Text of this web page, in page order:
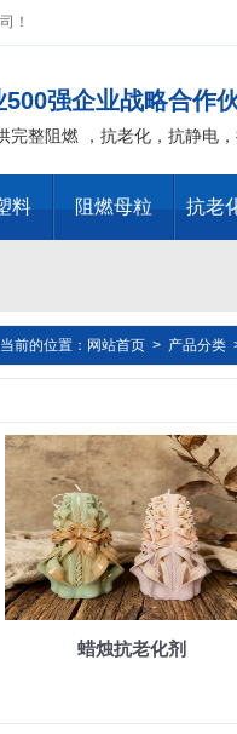
！
强企业战略合作
完整阻燃 ，抗老化，抗静电
料 阻燃母粒 抗老
氧化二锑替代物 PVC 无卤
阻燃 ，环氧树脂阻燃，玻璃
树脂抗老化，油漆涂料抗菌
前的位置： 网站首页 > 产品分类
蜡烛抗老化剂